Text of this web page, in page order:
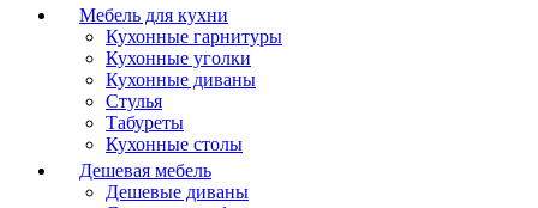
Мебель для кухни
Кухонные гарнитуры
Кухонные уголки
Кухонные диваны
Стулья
Табуреты
Кухонные столы
Дешевая мебель
Дешевые диваны